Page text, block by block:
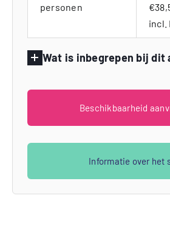
personen
incl.
Wat is inbegrepen bij dit
Beschikbaarheid
Informatie over het